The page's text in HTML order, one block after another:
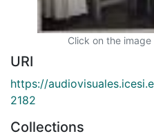
Click on the
URI
https://
2182
Collections